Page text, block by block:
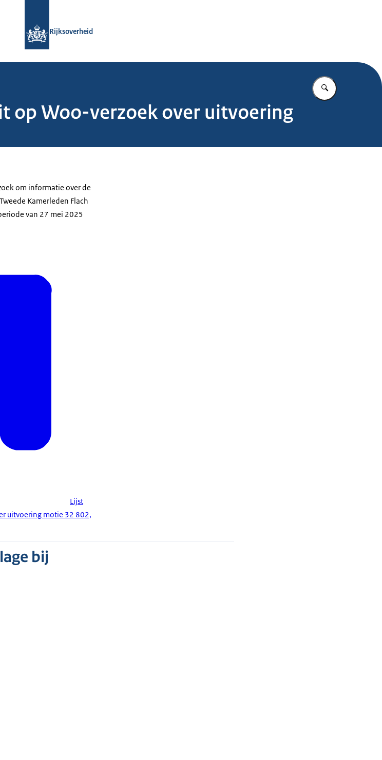
Rijksoverheid
Vul in wat u
op Woo-verzoek over uitvoering
om informatie over de
Kamerleden Flach
van 27 mei 2025
Lijst
uitvoering motie 32 802,
bij